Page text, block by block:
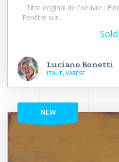
Titre original de l'oeuvre :
Fenêtre sur...
Sold
Luciano Bonetti
ITALIE, VARÈSE
NEW